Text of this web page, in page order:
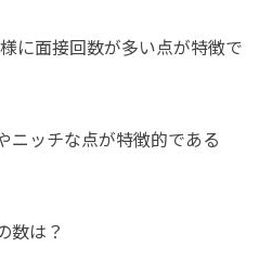
に面接回数が多い点が特徴で
ニッチな点が特徴的である
は？